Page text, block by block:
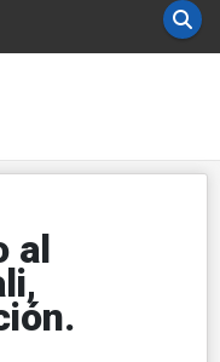
al